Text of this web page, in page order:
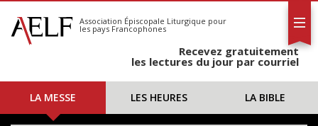
S'abonner
Calendrier
Association Épiscopale Liturgique pour
les pays Francophones
Recevez gratuitement
les lectures du jour par courriel
LA MESSE LES HEURES LA BIBLE